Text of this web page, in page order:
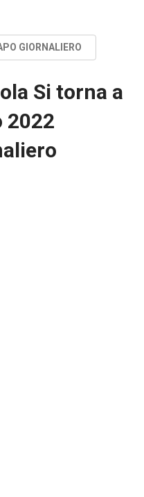
GIORNALIERO
Si torna a
2022